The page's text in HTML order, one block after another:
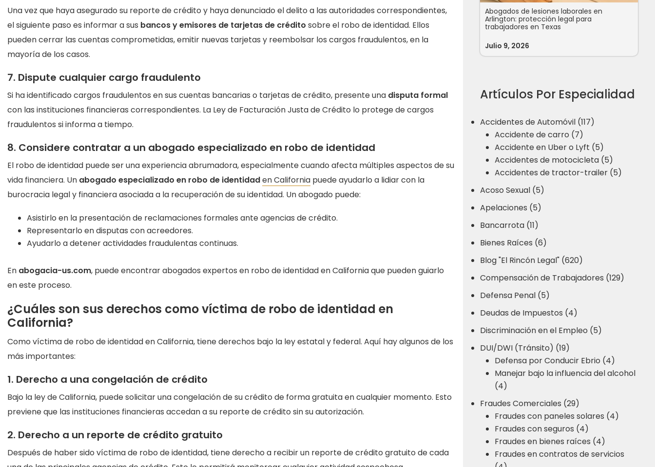
Una vez que haya asegurado su reporte de crédito y haya denunciado el delito a las autoridades correspondientes,
el siguiente paso es informar a sus bancos y emisores de tarjetas de crédito sobre el robo de identidad. Ellos
pueden cerrar las cuentas comprometidas, emitir nuevas tarjetas y reembolsar los cargos fraudulentos, en la
mayoría de los casos.
7. Dispute cualquier cargo fraudulento
Si ha identificado cargos fraudulentos en sus cuentas bancarias o tarjetas de crédito, presente una disputa formal
con las instituciones financieras correspondientes. La Ley de Facturación Justa de Crédito lo protege de cargos
fraudulentos si informa a tiempo.
8. Considere contratar a un abogado especializado en robo de identidad
El robo de identidad puede ser una experiencia abrumadora, especialmente cuando afecta múltiples aspectos de su
vida financiera. Un abogado especializado en robo de identidaden California puede ayudarlo a lidiar con la
burocracia legal y financiera asociada a la recuperación de su identidad. Un abogado puede:
Asistirlo en la presentación de reclamaciones formales ante agencias de crédito.
Representarlo en disputas con acreedores.
Ayudarlo a detener actividades fraudulentas continuas.
En abogacia-us.com, puede encontrar abogados expertos en robo de identidad en California que pueden guiarlo
en este proceso.
¿Cuáles son sus derechos como víctima de robo de identidad en
California?
Como víctima de robo de identidad en California, tiene derechos bajo la ley estatal y federal. Aquí hay algunos de los
más importantes:
1. Derecho a una congelación de crédito
Bajo la ley de California, puede solicitar una congelación de su crédito de forma gratuita en cualquier momento. Esto
previene que las instituciones financieras accedan a su reporte de crédito sin su autorización.
2. Derecho a un reporte de crédito gratuito
Después de haber sido víctima de robo de identidad, tiene derecho a recibir un reporte de crédito gratuito de cada
Abogados de lesiones laborales en
Arlington: protección legal para
trabajadores en Texas
Julio 9, 2026
Artículos Por Especialidad
Accidentes de Automóvil (117)
Accidente de carro (7)
Accidente en Uber o Lyft (5)
Accidentes de motocicleta (5)
Accidentes de tractor-trailer (5)
Acoso Sexual (5)
Apelaciones (5)
Bancarrota (11)
Bienes Raíces (6)
Blog "El Rincón Legal" (620)
Compensación de Trabajadores (129)
Defensa Penal (5)
Deudas de Impuestos (4)
Discriminación en el Empleo (5)
DUI/DWI (Tránsito) (19)
Defensa por Conducir Ebrio (4)
Manejar bajo la influencia del alcohol
(4)
Fraudes Comerciales (29)
Fraudes con paneles solares (4)
Fraudes con seguros (4)
Fraudes en bienes raíces (4)
Fraudes en contratos de servicios